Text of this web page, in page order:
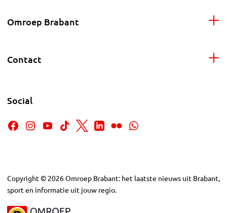
Omroep Brabant
Contact
Social
Copyright © 2026Omroep Brabant: het laatste nieuws uit Brabant,
sport en informatie uit jouw regio.